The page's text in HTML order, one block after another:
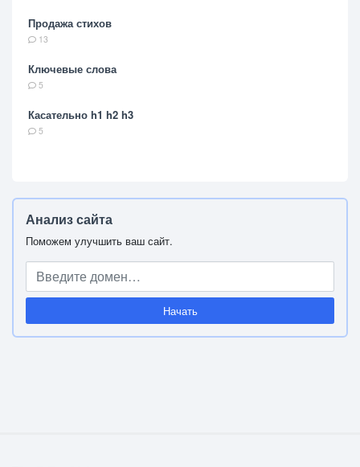
Продажа стихов
13
Ключевые слова
5
Касательно h1 h2 h3
5
Анализ сайта
Поможем улучшить ваш сайт.
Начать